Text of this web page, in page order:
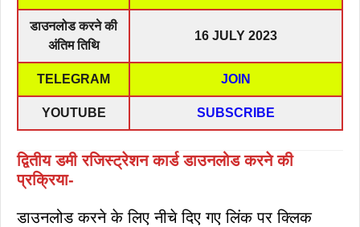
डाउनलोड करने की
अंतिम तिथि
16 JULY 2023
TELEGRAM JOIN
YOUTUBE SUBSCRIBE
द्वितीय डमी रजिस्ट्रेशन कार्ड डाउनलोड करने की
प्रक्रिया-
डाउनलोड करने के लिए नीचे दिए गए लिंक पर क्लिक